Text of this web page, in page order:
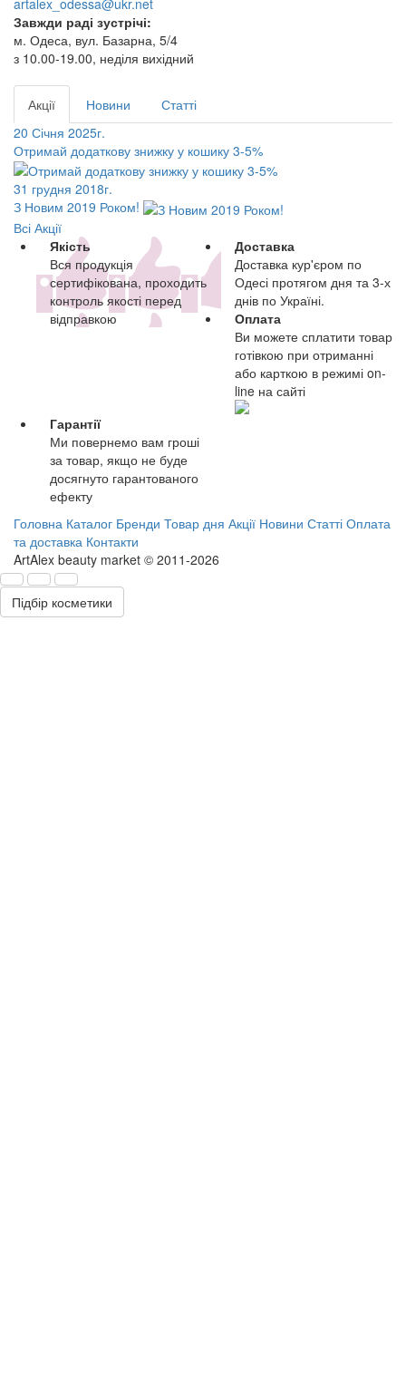
artalex_odessa@ukr.net
Завжди раді зустрічі:
м. Одеса, вул. Базарна, 5/4
з 10.00-19.00, неділя вихідний
Акції Новини
Статті
20 Січня 2025г.
Отримай додаткову знижку у кошику 3-5%
31 грудня 2018г.
З Новим 2019 Роком!
Всі Акції
Якість
Вся продукція
сертифікована, проходить
контроль якості перед
відправкою
Доставка
Доставка кур'єром по
Одесі протягом дня та 3-х
днів по Україні.
Оплата
Ви можете сплатити товар
готівкою при отриманні
або карткою в режимі on-
line на сайті
Гарантії
Ми повернемо вам гроші
за товар, якщо не буде
досягнуто гарантованого
ефекту
Головна Каталог Бренди Товар дня Акції Новини Статті Оплата
та доставка Контакти
ArtAlex beauty market © 2011-2026
Підбір косметики